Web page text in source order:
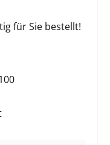
für Sie bestellt!